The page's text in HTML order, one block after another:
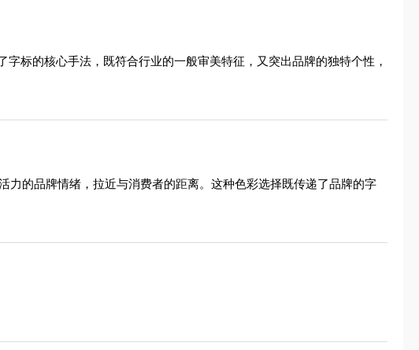
标的核心手法，既符合行业的一般审美特征，又突出品牌的独特个性，
力的品牌情绪，拉近与消费者的距离。这种色彩选择既传递了品牌的字